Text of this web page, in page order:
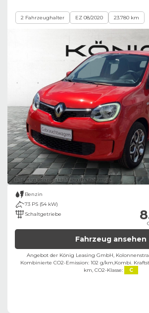
2 Fahrzeughalter EZ 08/2020 23.780 km
Bild zeigt Beispielabbildung des Fahrzeugs
Benzin
73 PS (54 kW)
Schaltgetriebe
Fahrzeug ansehen
Angebot der König Leasing GmbH,
Kombinierte CO2-Emission: 102 g/km,Kombi.
km, CO2-Klasse: C